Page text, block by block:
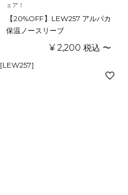
ェア！
【20%OFF】LEW257 アルパカ
保温ノースリーブ
¥ 2,200 税込 〜
[LEW257]